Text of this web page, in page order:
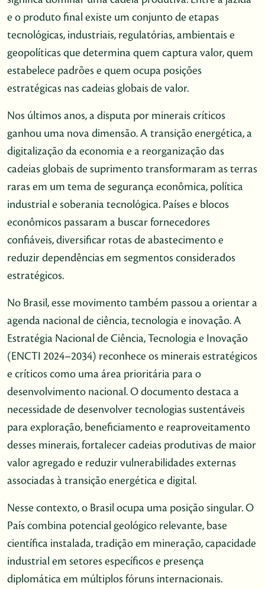
e o produto final existe um conjunto de etapas
tecnológicas, industriais, regulatórias, ambientais e
geopolíticas que determina quem captura valor, quem
estabelece padrões e quem ocupa posições
estratégicas nas cadeias globais de valor.
Nos últimos anos, a disputa por minerais críticos
ganhou uma nova dimensão. A transição energética, a
digitalização da economia e a reorganização das
cadeias globais de suprimento transformaram as terras
raras em um tema de segurança econômica, política
industrial e soberania tecnológica. Países e blocos
econômicos passaram a buscar fornecedores
confiáveis, diversificar rotas de abastecimento e
reduzir dependências em segmentos considerados
estratégicos.
No Brasil, esse movimento também passou a orientar a
agenda nacional de ciência, tecnologia e inovação. A
Estratégia Nacional de Ciência, Tecnologia e Inovação
(ENCTI 2024–2034) reconhece os minerais estratégicos
e críticos como uma área prioritária para o
desenvolvimento nacional. O documento destaca a
necessidade de desenvolver tecnologias sustentáveis
para exploração, beneficiamento e reaproveitamento
desses minerais, fortalecer cadeias produtivas de maior
valor agregado e reduzir vulnerabilidades externas
associadas à transição energética e digital.
Nesse contexto, o Brasil ocupa uma posição singular. O
País combina potencial geológico relevante, base
científica instalada, tradição em mineração, capacidade
industrial em setores específicos e presença
diplomática em múltiplos fóruns internacionais.